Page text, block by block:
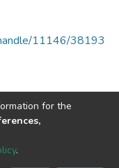
11146/38193
2026
for the
.